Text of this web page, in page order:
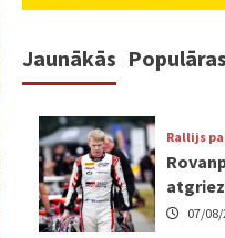
Jaunākās Populāras
Rallijs
07/08/